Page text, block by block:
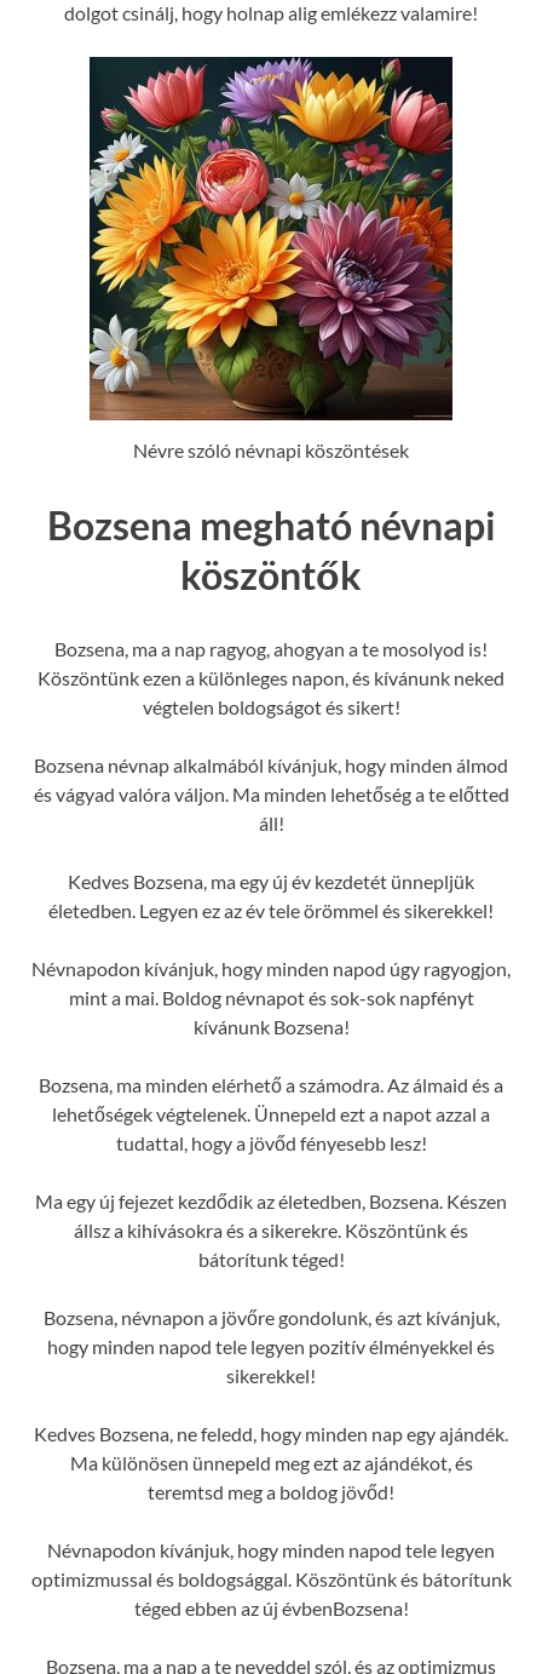
dolgot csinálj, hogy holnap alig emlékezz valamire!
Névre szóló névnapi köszöntések
Bozsena megható névnapi
köszöntők
Bozsena, ma a nap ragyog, ahogyan a te mosolyod is!
Köszöntünk ezen a különleges napon, és kívánunk neked
végtelen boldogságot és sikert!
Bozsena névnap alkalmából kívánjuk, hogy minden álmod
és vágyad valóra váljon. Ma minden lehetőség a te előtted
áll!
Kedves Bozsena, ma egy új év kezdetét ünnepljük
életedben. Legyen ez az év tele örömmel és sikerekkel!
Névnapodon kívánjuk, hogy minden napod úgy ragyogjon,
mint a mai. Boldog névnapot és sok-sok napfényt
kívánunk Bozsena!
Bozsena, ma minden elérhető a számodra. Az álmaid és a
lehetőségek végtelenek. Ünnepeld ezt a napot azzal a
tudattal, hogy a jövőd fényesebb lesz!
Ma egy új fejezet kezdődik az életedben, Bozsena. Készen
állsz a kihívásokra és a sikerekre. Köszöntünk és
bátorítunk téged!
Bozsena, névnapon a jövőre gondolunk, és azt kívánjuk,
hogy minden napod tele legyen pozitív élményekkel és
sikerekkel!
Kedves Bozsena, ne feledd, hogy minden nap egy ajándék.
Ma különösen ünnepeld meg ezt az ajándékot, és
teremtsd meg a boldog jövőd!
Névnapodon kívánjuk, hogy minden napod tele legyen
optimizmussal és boldogsággal. Köszöntünk és bátorítunk
téged ebben az új évbenBozsena!
Bozsena, ma a nap a te neveddel szól, és az optimizmus